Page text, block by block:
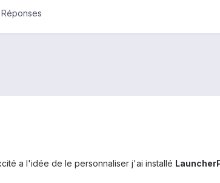
a l'idée de le personnaliser j'ai installé